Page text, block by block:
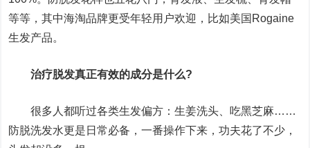
等等，其中海淘品牌更受年轻用户欢迎，比如美国Rogaine
生发产品。
治疗脱发真正有效的成分是什么?
很多人都听过各类生发偏方：生姜洗头、吃黑芝麻……
防脱洗发水更是日常必备，一番操作下来，功夫花了不少，